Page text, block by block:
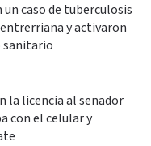
caso de tuberculosis
y activaron
la licencia al senador
con el celular y